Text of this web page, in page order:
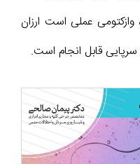
عملی است ارزان
قابل انجام است.